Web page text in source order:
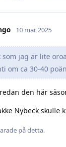
10 mar 2025
som jag är lite
om ca 30-40
den här
Nybeck skulle
på detta.